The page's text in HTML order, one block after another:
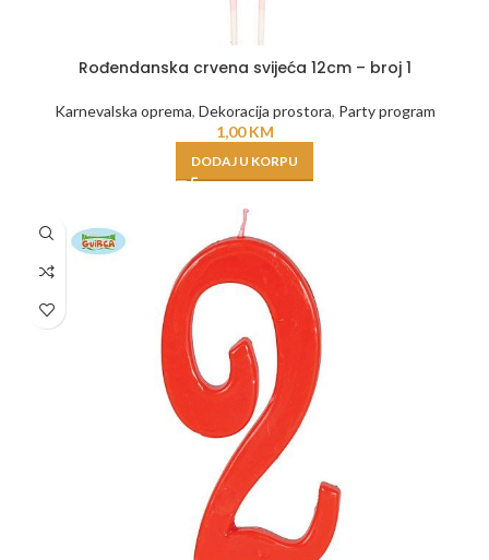
Rođendanska crvena svijeća 12cm – broj 1
Karnevalska oprema, Dekoracija prostora, Party program
1,00KM
DODAJ U KORPU